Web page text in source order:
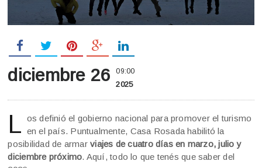
diciembre 26 09:00
2025
L os definió el gobierno nacional para promover el turismo
en el país. Puntualmente, Casa Rosada habilitó la
posibilidad de armarviajes de cuatro días en marzo, julio y
diciembre próximo. Aquí, todo lo que tenés que saber del